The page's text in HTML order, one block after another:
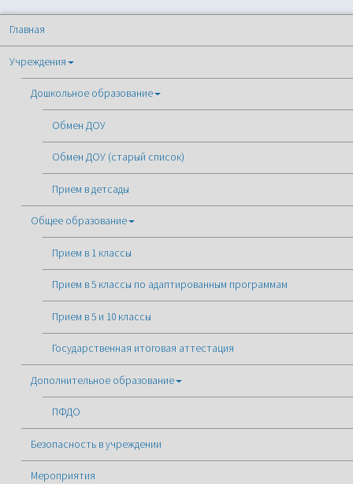
Главная
Учреждения
Дошкольное образование
Обмен ДОУ
Обмен ДОУ (старый список)
Прием в детсады
Общее образование
Прием в 1 классы
Прием в 5 классы по адаптированным программам
Прием в 5 и 10 классы
Государственная итоговая аттестация
Дополнительное образование
ПФДО
Безопасность в учреждении
Мероприятия